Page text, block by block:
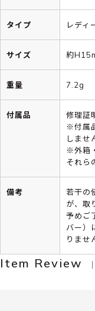
タイプ レディ
サイズ 約
重量 7.2g
付属品
修理証
※付属
しませ
※外箱
それら
備考
若干の
が、取
予めご
バー）
りませ
Item Review